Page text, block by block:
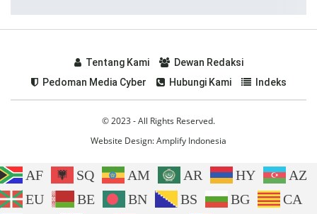
Tentang Kami
Dewan Redaksi
Pedoman Media Cyber
Hubungi Kami Indeks
© 2023 - All Rights Reserved.
Website Design:Amplify Indonesia
AF SQ AM AR HY
AZ
EU
BE BN BS BG
CA